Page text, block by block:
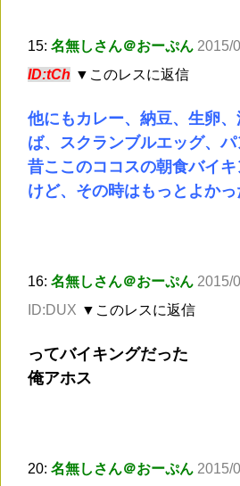
15: 名無しさん＠おーぷん 2015/
ID:tCh ▼このレスに返信
他にもカレー、納豆、生卵
ば、スクランブルエッグ、
昔ここのココスの朝食バイ
けど、その時はもっとよか
16: 名無しさん＠おーぷん 2015/
ID:DUX ▼このレスに返信
ってバイキングだった
俺アホス
20: 名無しさん＠おーぷん 2015/